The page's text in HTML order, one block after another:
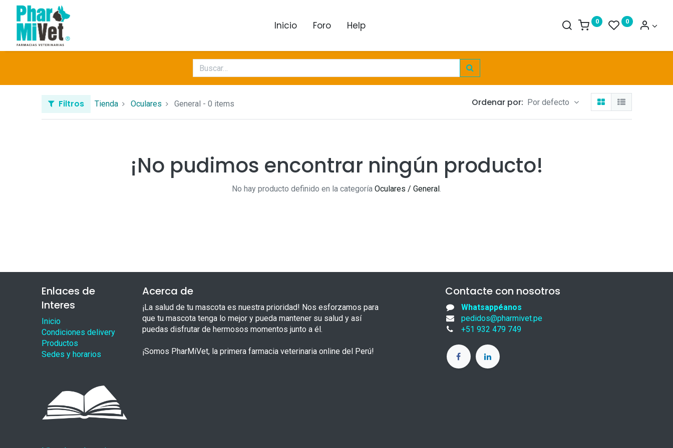
Inicio Foro Help 0 0
Filtros Tienda Oculares General - 0 items Ordenar por: Por defecto
¡No pudimos encontrar ningún producto!
No hay producto definido en la categoría Oculares / General .
Enlaces de
Interes
Inicio
Condiciones delivery
Productos
Sedes y horarios
Acerca de
¡La salud de tu mascota es nuestra prioridad! Nos esforzamos para
que tu mascota tenga lo mejor y pueda mantener su salud y así
puedas disfrutar de hermosos momentos junto a él.
¡Somos PharMiVet, la primera farmacia veterinaria online del Perú!
Contacte con nosotros
Whatsappéanos
pedidos@pharmivet.pe
+51 932 479 749